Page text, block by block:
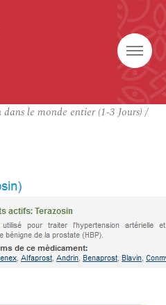
le monde entier (1-3 Jours) /